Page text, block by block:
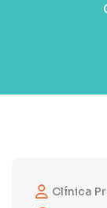
Clínica